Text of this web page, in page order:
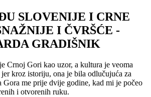
SLOVENIJE I CRNE
I ČVRŠĆE -
GRADIŠNIK
Crnoj Gori kao uzor, a kultura je veoma
jer kroz istoriju, ona je bila odlučujuća za
Gora me prije dvije godine, kad mi je počeo
i otvorenih ruku.